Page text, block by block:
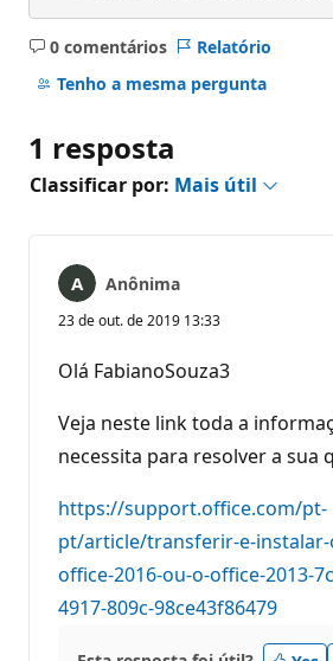
0 comentários
Sem
comentários
Relatório
Tenho a mesma pergunta
1 resposta
Classificar por: Mais útil
Anônima
23 de out. de 2019 13:33
Olá FabianoSouza3
Veja neste link toda a
necessita para resolver a sua
https://support.office.com/pt-
pt/article/transferir-e-
office-2016-ou-o-office-2013-
4917-809c-98ce43f86479